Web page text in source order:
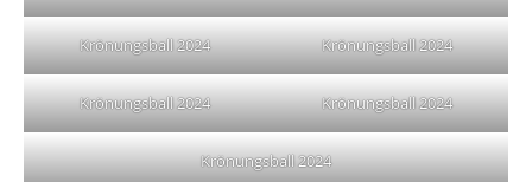
Krönungsball 2024 Krönungsball 2024
Krönungsball 2024 Krönungsball 2024
Krönungsball 2024